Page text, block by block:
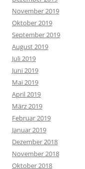
November 2019
Oktober 2019
September 2019
August 2019
Juli 2019
Juni 2019
Mai 2019
April 2019
März 2019
Februar 2019
Januar 2019
Dezember 2018
November 2018
Oktober 2018